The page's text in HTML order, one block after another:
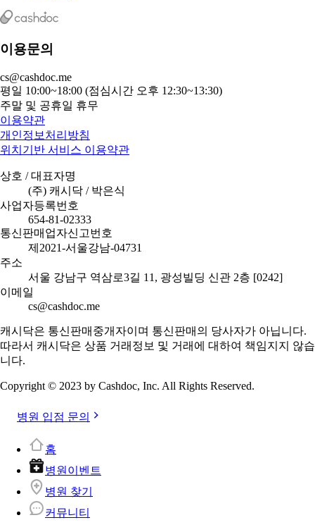
이용문의
cs@cashdoc.me
평일 10:00~18:00 (점심시간 오후 12:30~13:30)
주말 및 공휴일 휴무
이용약관
개인정보처리방침
위치기반 서비스 이용약관
상호 / 대표자명
(주) 캐시닥 / 박은식
사업자등록번호
654-81-02333
통신판매업자신고번호
제2021-서울강남-04731
주소
서울 강남구 역삼로3길 11, 광성빌딩 신관 2층 [0242]
이메일
cs@cashdoc.me
캐시닥은 통신판매중개자이며 통신판매의 당사자가 아닙니다.
따라서 캐시닥은 상품 거래정보 및 거래에 대하여 책임지지 않습
니다.
Copyright © 2023 by Cashdoc, Inc. All Rights Reserved.
병원 입점 문의
홈
병원이벤트
병원 찾기
커뮤니티